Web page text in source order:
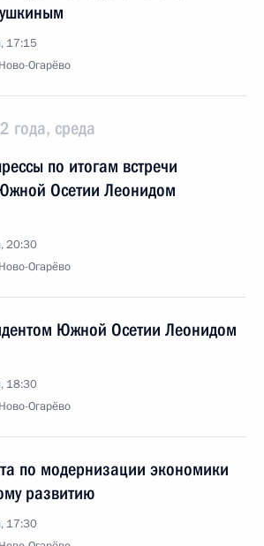
17:15
Огарёво
года, среда
по итогам встречи
Осетии Леонидом
20:30
Огарёво
Южной Осетии Леонидом
18:30
Огарёво
по модернизации экономики
развитию
17:30